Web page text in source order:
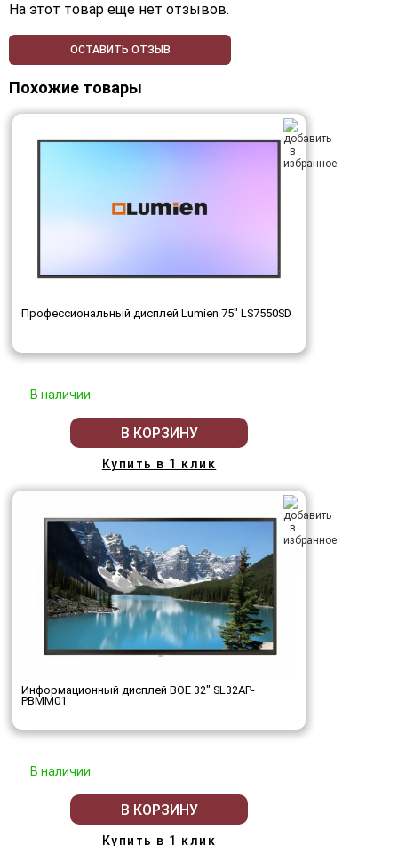
На этот товар еще нет отзывов.
ОСТАВИТЬ ОТЗЫВ
Похожие товары
Профессиональный дисплей Lumien 75" LS7550SD
В наличии
В КОРЗИНУ
Купить в 1 клик
Информационный дисплей BOE 32" SL32AP-
PBMM01
В наличии
В КОРЗИНУ
Купить в 1 клик